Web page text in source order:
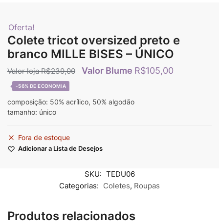
Oferta!
Colete tricot oversized preto e
branco MILLE BISES – ÚNICO
R$239,00 R$105,00
-56%
composição: 50% acrílico, 50% algodão
tamanho: único
Fora de estoque
Adicionar a Lista de Desejos
SKU: TEDU06
Categorias: Coletes, Roupas
Produtos relacionados